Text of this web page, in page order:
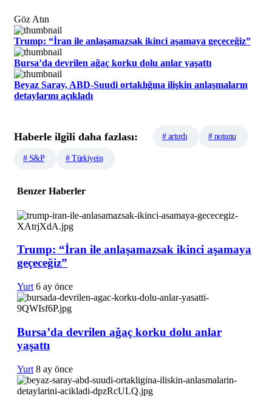
Göz Atın
Trump: “İran ile anlaşamazsak ikinci aşamaya geçeceğiz”
Bursa’da devrilen ağaç korku dolu anlar yaşattı
Beyaz Saray, ABD-Suudi ortaklığına ilişkin anlaşmaların
detaylarını açıkladı
Haberle ilgili daha fazlası: # artırdı # notunu
# S&P # Türkiyein
Benzer Haberler
Trump: “İran ile anlaşamazsak ikinci aşamaya
geçeceğiz”
Yurt 6 ay önce
Bursa’da devrilen ağaç korku dolu anlar
yaşattı
Yurt 8 ay önce